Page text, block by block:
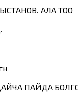
АЛА ТОО
ПАЙДА